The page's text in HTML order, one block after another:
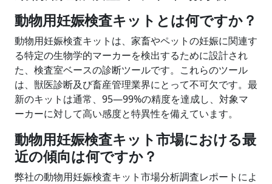
動物用妊娠検査キットとは何ですか？
動物用妊娠検査キットは、家畜やペットの妊娠に関連す
る特定の生物学的マーカーを検出するために設計され
た、検査室ベースの診断ツールです。これらのツール
は、獣医診断及び畜産管理業界にとって不可欠です。最
新のキットは通常、95―99%の精度を達成し、対象マ
ーカーに対して高い感度と特異性を備えています。
動物用妊娠検査キット市場における最
近の傾向は何ですか？
弊社の動物用妊娠検査キット市場分析調査レポートによ